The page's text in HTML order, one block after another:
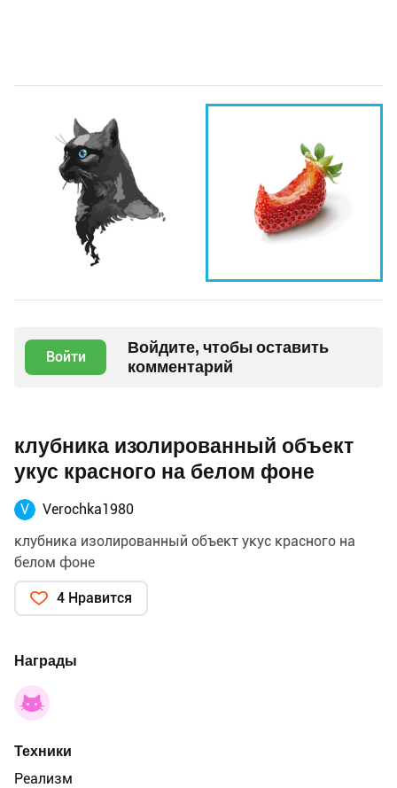
Войти
Войдите, чтобы оставить
комментарий
клубника изолированный объект
укус красного на белом фоне
V
Verochka1980
клубника изолированный объект укус красного на
белом фоне
4 Нравится
Награды
Техники
Реализм